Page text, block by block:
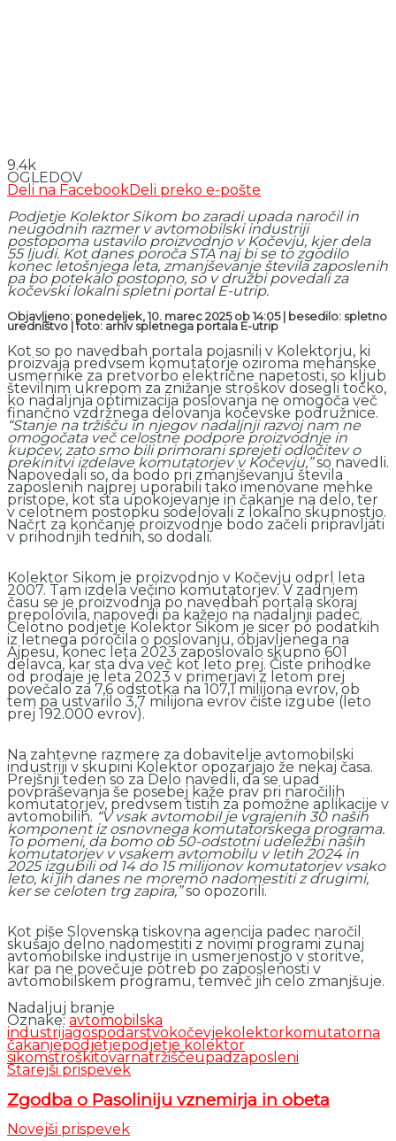
9.4k
OGLEDOV
Deli na FacebookDeli preko e-pošte
Podjetje Kolektor Sikom bo zaradi upada naročil in
neugodnih razmer v avtomobilski industriji
postopoma ustavilo proizvodnjo v Kočevju, kjer dela
55 ljudi. Kot danes poroča STA naj bi se to zgodilo
konec letošnjega leta, zmanjševanje števila zaposlenih
pa bo potekalo postopno, so v družbi povedali za
kočevski lokalni spletni portal E-utrip.
Objavljeno: ponedeljek, 10. marec 2025 ob 14:05 | besedilo: spletno
uredništvo | foto: arhiv spletnega portala E-utrip
Kot so po navedbah portala pojasnili v Kolektorju, ki
proizvaja predvsem komutatorje oziroma mehanske
usmernike za pretvorbo električne napetosti, so kljub
številnim ukrepom za znižanje stroškov dosegli točko,
ko nadaljnja optimizacija poslovanja ne omogoča več
finančno vzdržnega delovanja kočevske podružnice.
“Stanje na tržišču in njegov nadaljnji razvoj nam ne
omogočata več celostne podpore proizvodnje in
kupcev, zato smo bili primorani sprejeti odločitev o
prekinitvi izdelave komutatorjev v Kočevju,”so navedli.
Napovedali so, da bodo pri zmanjševanju števila
zaposlenih najprej uporabili tako imenovane mehke
pristope, kot sta upokojevanje in čakanje na delo, ter
v celotnem postopku sodelovali z lokalno skupnostjo.
Načrt za končanje proizvodnje bodo začeli pripravljati
v prihodnjih tednih, so dodali.
Kolektor Sikom je proizvodnjo v Kočevju odprl leta
2007. Tam izdela večino komutatorjev. V zadnjem
času se je proizvodnja po navedbah portala skoraj
prepolovila, napovedi pa kažejo na nadaljnji padec.
Celotno podjetje Kolektor Sikom je sicer po podatkih
iz letnega poročila o poslovanju, objavljenega na
Ajpesu, konec leta 2023 zaposlovalo skupno 601
delavca, kar sta dva več kot leto prej. Čiste prihodke
od prodaje je leta 2023 v primerjavi z letom prej
povečalo za 7,6 odstotka na 107,1 milijona evrov, ob
tem pa ustvarilo 3,7 milijona evrov čiste izgube (leto
prej 192.000 evrov).
Na zahtevne razmere za dobavitelje avtomobilski
industriji v skupini Kolektor opozarjajo že nekaj časa.
Prejšnji teden so za Delo navedli, da se upad
povpraševanja še posebej kaže prav pri naročilih
komutatorjev, predvsem tistih za pomožne aplikacije v
avtomobilih. “V vsak avtomobil je vgrajenih 30 naših
komponent iz osnovnega komutatorskega programa.
To pomeni, da bomo ob 50-odstotni udeležbi naših
komutatorjev v vsakem avtomobilu v letih 2024 in
2025 izgubili od 14 do 15 milijonov komutatorjev vsako
leto, ki jih danes ne moremo nadomestiti z drugimi,
ker se celoten trg zapira,”so opozorili.
Kot piše Slovenska tiskovna agencija padec naročil
skušajo delno nadomestiti z novimi programi zunaj
avtomobilske industrije in usmerjenostjo v storitve,
kar pa ne povečuje potreb po zaposlenosti v
avtomobilskem programu, temveč jih celo zmanjšuje.
Nadaljuj branje
Oznake: avtomobilska
industrijagospodarstvo kočevje kolektorkomutatorna
čakanjepodjetjepodjetje kolektor
sikomstroškitovarnatržiščeupadzaposleni
Starejši prispevek
Zgodba o Pasoliniju vznemirja in obeta
Novejši prispevek